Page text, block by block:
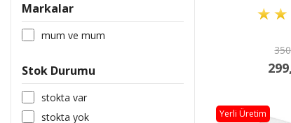
Markalar
mum ve mum
Stok Durumu
stokta var
stokta yok
Yerli Üretim